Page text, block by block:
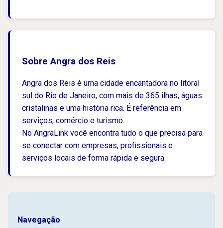
Sobre Angra dos Reis
Angra dos Reis é uma cidade encantadora no litoral
sul do Rio de Janeiro, com mais de 365 ilhas, águas
cristalinas e uma história rica. É referência em
serviços, comércio e turismo.
No AngraLink você encontra tudo o que precisa para
se conectar com empresas, profissionais e
serviços locais de forma rápida e segura.
Navegação